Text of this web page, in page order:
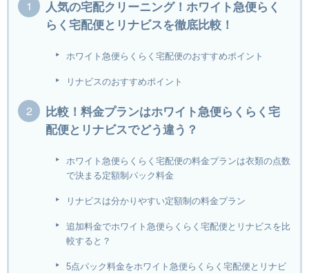
人気の宅配クリーニング！ホワイト急便らく
らく宅配便とリナビスを徹底比較！
ホワイト急便らくらく宅配便のおすすめポイント
リナビスのおすすめポイント
比較！料金プランはホワイト急便らくらく宅
配便とリナビスでどう違う？
ホワイト急便らくらく宅配便の料金プランは衣類の点数
で決まる定額制パック料金
リナビスは分かりやすい定額制の料金プラン
追加料金でホワイト急便らくらく宅配便とリナビスを比
較すると？
5点パック料金をホワイト急便らくらく宅配便とリナビ